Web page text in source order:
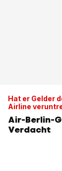
Hat er Gelder
Airline
Air-Berlin-
Verdacht